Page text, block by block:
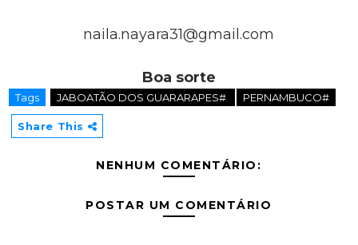
naila.nayara31@gmail.com
Boa sorte
Tags JABOATÃO DOS GUARARAPES# PERNAMBUCO#
Share This
NENHUM COMENTÁRIO:
POSTAR UM COMENTÁRIO